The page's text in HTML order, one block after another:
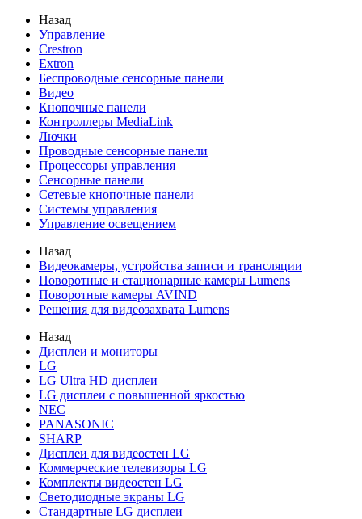
Назад
Управление
Crestron
Extron
Беспроводные сенсорные панели
Видео
Кнопочные панели
Контроллеры MediaLink
Лючки
Проводные сенсорные панели
Процессоры управления
Сенсорные панели
Сетевые кнопочные панели
Системы управления
Управление освещением
Назад
Видеокамеры, устройства записи и трансляции
Поворотные и стационарные камеры Lumens
Поворотные камеры AVIND
Решения для видеозахвата Lumens
Назад
Дисплеи и мониторы
LG
LG Ultra HD дисплеи
LG дисплеи с повышенной яркостью
NEC
PANASONIC
SHARP
Дисплеи для видеостен LG
Коммерческие телевизоры LG
Комплекты видеостен LG
Светодиодные экраны LG
Стандартные LG дисплеи